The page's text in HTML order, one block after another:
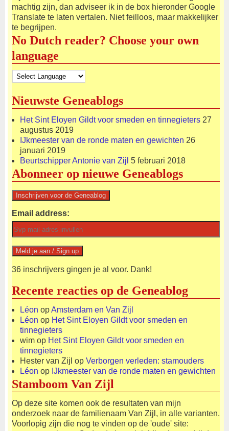
machtig zijn, dan adviseer ik in de box hieronder Google
Translate te laten vertalen. Niet feilloos, maar makkelijker
te begrijpen.
No Dutch reader? Choose your own
language
Nieuwste Geneablogs
Het Sint Eloyen Gildt voor smeden en tinnegieters 27
augustus 2019
IJkmeester van de ronde maten en gewichten 26
januari 2019
Beurtschipper Antonie van Zijl 5 februari 2018
Abonneer op nieuwe Geneablogs
Email address:
36 inschrijvers gingen je al voor. Dank!
Recente reacties op de Geneablog
Léon opAmsterdam en Van Zijl
Léon op Het Sint Eloyen Gildt voor smeden en
tinnegieters
wim op Het Sint Eloyen Gildt voor smeden en
tinnegieters
Hester van Zijl op Verborgen verleden: stamouders
Léon op IJkmeester van de ronde maten en gewichten
Stamboom Van Zijl
Op deze site komen ook de resultaten van mijn
onderzoek naar de familienaam Van Zijl, in alle varianten.
Voorlopig zijn die nog te vinden op de 'oude' site: